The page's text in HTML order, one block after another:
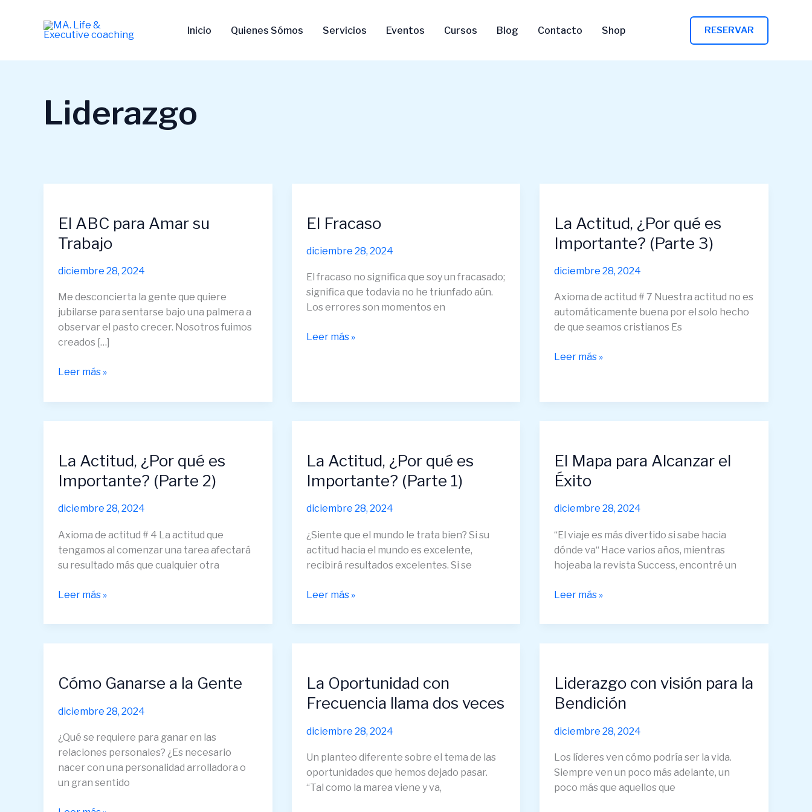
contenido
Inicio Quienes Sómos Servicios Eventos Cursos Blog Contacto Shop RESERVAR
Liderazgo
El ABC para Amar su
Trabajo
diciembre 28, 2024
Me desconcierta la gente que quiere
jubilarse para sentarse bajo una palmera a
observar el pasto crecer. Nosotros fuimos
creados […]
para
Amar
su
Trabajo
Leer más »
El Fracaso
diciembre 28, 2024
El fracaso no significa que soy un fracasado;
significa que todavia no he triunfado aún.
Los errores son momentos en
Leer más »
La Actitud, ¿Por qué es
Importante? (Parte 3)
diciembre 28, 2024
Axioma de actitud # 7 Nuestra actitud no es
automáticamente buena por el solo hecho
de que seamos cristianos Es
¿Por
qué
es
Importante?
3)
Leer más »
La Actitud, ¿Por qué es
Importante? (Parte 2)
diciembre 28, 2024
Axioma de actitud # 4 La actitud que
tengamos al comenzar una tarea afectará
su resultado más que cualquier otra
¿Por
qué
es
Importante?
2)
Leer más »
La Actitud, ¿Por qué es
Importante? (Parte 1)
diciembre 28, 2024
¿Siente que el mundo le trata bien? Si su
actitud hacia el mundo es excelente,
recibirá resultados excelentes. Si se
¿Por
qué
es
Importante?
1)
Leer más »
El Mapa para Alcanzar el
Éxito
diciembre 28, 2024
“El viaje es más divertido si sabe hacia
dónde va“ Hace varios años, mientras
hojeaba la revista Success, encontré un
para
Alcanzar
el
Éxito
Leer más »
Cómo Ganarse a la Gente
diciembre 28, 2024
¿Qué se requiere para ganar en las
relaciones personales? ¿Es necesario
nacer con una personalidad arrolladora o
un gran sentido
a
Gente
La Oportunidad con
Frecuencia llama dos veces
diciembre 28, 2024
Un planteo diferente sobre el tema de las
oportunidades que hemos dejado pasar.
“Tal como la marea viene y va,
con
Frecuencia
llama
dos
Liderazgo con visión para la
Bendición
diciembre 28, 2024
Los líderes ven cómo podría ser la vida.
Siempre ven un poco más adelante, un
poco más que aquellos que
visión
para
la
Bendición